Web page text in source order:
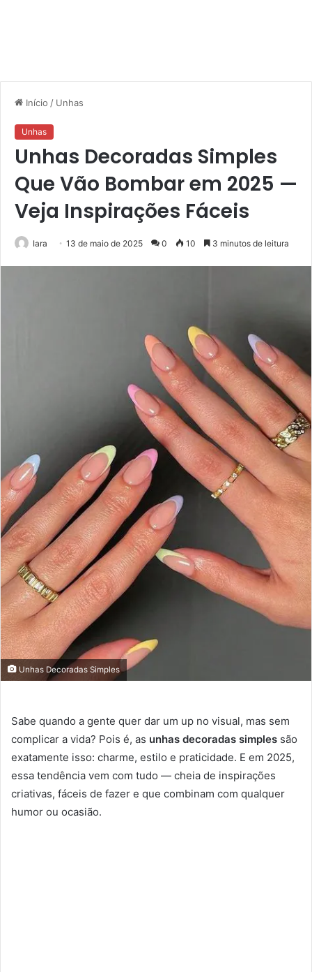
Início / Unhas
Unhas
Unhas Decoradas Simples
Que Vão Bombar em 2025 —
Veja Inspirações Fáceis
Iara 13 de maio de 2025 0 10 3 minutos de leitura
Unhas Decoradas Simples
Sabe quando a gente quer dar um up no visual, mas sem
complicar a vida? Pois é, as unhas decoradas simples são
exatamente isso: charme, estilo e praticidade. E em 2025,
essa tendência vem com tudo — cheia de inspirações
criativas, fáceis de fazer e que combinam com qualquer
humor ou ocasião.